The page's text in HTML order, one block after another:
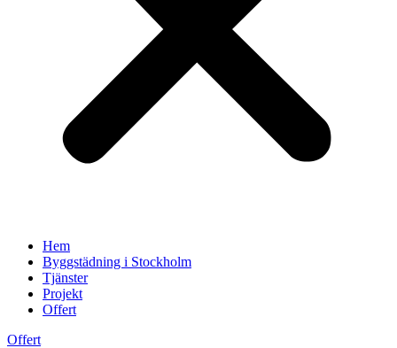
Hem
Byggstädning i Stockholm
Tjänster
Projekt
Offert
Offert